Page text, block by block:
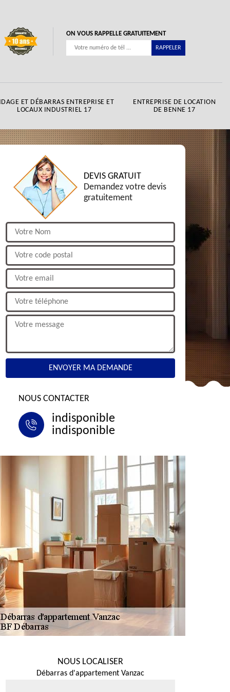
ON VOUS RAPPELLE GRATUITEMENT
ET DÉBARRAS ENTREPRISE ET
LOCAUX INDUSTRIEL 17
ENTREPRISE DE LOCATION
DE BENNE 17
DEVIS GRATUIT
Demandez votre devis
gratuitement
NOUS CONTACTER
indisponible
indisponible
NOUS LOCALISER
Débarras d'appartement Vanzac